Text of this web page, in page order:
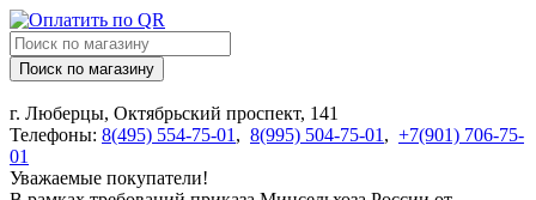
Поиск по магазину
г. Люберцы, Октябрьский проспект, 141
Телефоны: 8(495) 554-75-01 , 8(995) 504-75-01 , +7(901) 706-75-
01
Уважаемые покупатели!